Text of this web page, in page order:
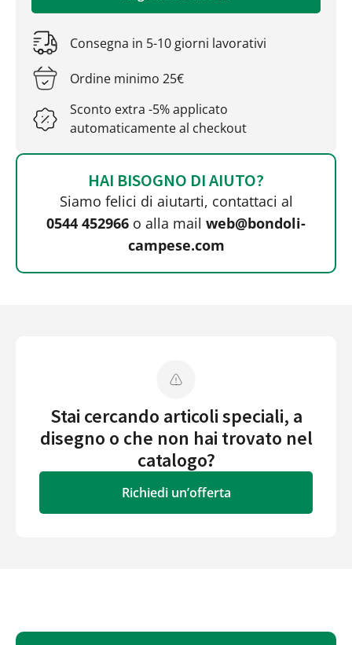
Consegna in 5-10 giorni lavorativi
Ordine minimo 25€
Sconto extra -5% applicato
automaticamente al checkout
HAI BISOGNO DI AIUTO?
Siamo felici di aiutarti, contattaci al
0544 452966 o alla mail web@bondoli-
campese.com
Stai cercando articoli speciali, a
disegno o che non hai trovato nel
catalogo?
Richiedi un’offerta